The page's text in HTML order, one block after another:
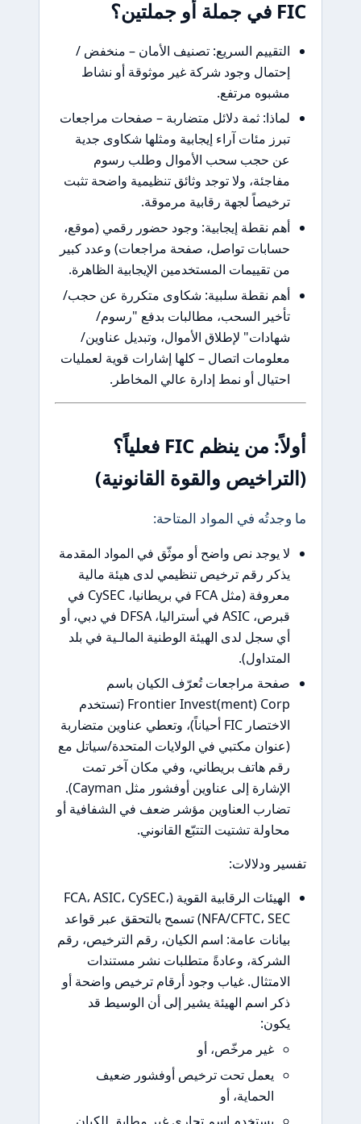
السريع: تصنيف الأمان – منخفض /
وجود شركة غير موثوقة أو نشاط
ثمة دلائل متضاربة – صفحات مراجعات
مئات آراء إيجابية ومثلها شكاوى جدية
حجب سحب الأموال وطلب رسوم
ولا توجد وثائق تنظيمية واضحة تثبت
لجهة رقابية مرموقة.
نقطة إيجابية: وجود حضور رقمي (موقع،
تواصل، صفحة مراجعات) وعدد كبير
تقييمات المستخدمين الإيجابية الظاهرة.
نقطة سلبية: شكاوى متكررة عن حجب/
السحب، مطالبات بدفع "رسوم/
لإطلاق الأموال، وتبديل عناوين/
اتصال – كلها إشارات قوية لعمليات
أو نمط إدارة عالي المخاطر.
أولاً: من ينظم FIC فعلياً؟
والقوة القانونية)
في المواد المتاحة:
يوجد نص واضح أو موثّق في المواد المقدمة
رقم ترخيص تنظيمي لدى هيئة مالية
معروفة (مثل FCA في بريطانيا، CySEC في
قبرص، ASIC في أستراليا، DFSA في دبي، أو
سجل لدى الهيئة الوطنية المالـية في بلد
مراجعات تُعرّف الكيان باسم
Frontier Invest(ment) Corp (تستخدم
الاختصار FIC أحياناً)، وتعطي عناوين متضاربة
مكتبي في الولايات المتحدة/سياتل مع
هاتف بريطاني، وفي مكان آخر تمت
الإشارة إلى عناوين أوفشور مثل Cayman).
العناوين مؤشر ضعف في الشفافية أو
تشتيت التتبّع القانوني.
ودلالات:
الهيئات الرقابية القوية (FCA، ASIC، CySEC،
NFA/CFTC، SEC) تسمح بالتحقق عبر قواعد
عامة: اسم الكيان، رقم الترخيص، رقم
وعادةً متطلبات نشر مستندات
غياب وجود أرقام ترخيص واضحة أو
اسم الهيئة يشير إلى أن الوسيط قد
غير مرخّص، أو
يعمل تحت ترخيص أوفشور ضعيف